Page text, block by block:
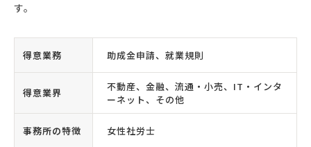
す。
得意業務 助成金申請、就業規則
得意業界
不動産、金融、流通・小売、IT・インタ
ーネット、その他
事務所の特徴 女性社労士